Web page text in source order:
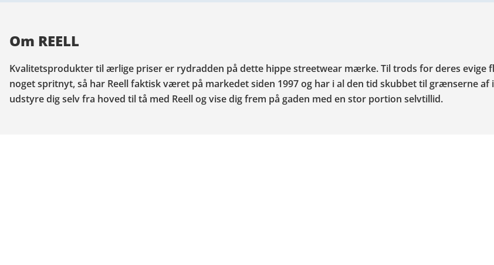
Om REELL
Kvalitetsprodukter til ærlige priser er rydradden på dette hippe streetwear mærke. Til trods for deres evige
noget spritnyt, så har Reell faktisk været på markedet siden 1997 og har i al den tid skubbet til grænserne af
udstyre dig selv fra hoved til tå med Reell og vise dig frem på gaden med en stor portion selvtillid.